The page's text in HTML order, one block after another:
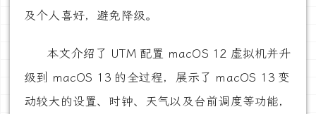
及个人喜好，避免降级。
本文介绍了 UTM 配置 macOS 12 虚拟机并升
级到 macOS 13 的全过程，展示了 macOS 13 变
动较大的设置、时钟、天气以及台前调度等功能，